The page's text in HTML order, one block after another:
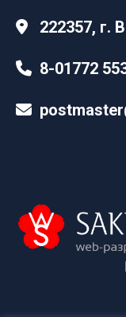
222357, г.
8-01772